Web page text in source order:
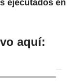
ejecutados en
aquí: